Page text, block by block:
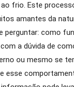
frio. Este
amantes da
perguntar: como
a dúvida de
ou mesmo se
esse